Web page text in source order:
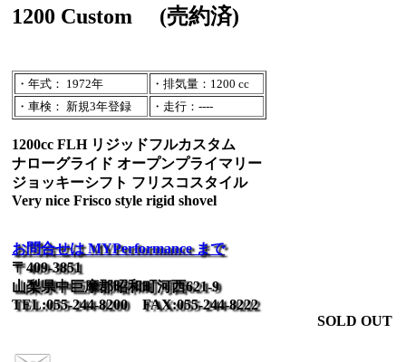
1200 Custom
(売約済)
・年式： 1972年
・排気量：1200 cc
・車検： 新規3年登録
・走行：----
1200cc FLH リジッドフルカスタム
ナローグライド オープンプライマリー
ジョッキーシフト フリスコスタイル
Very nice Frisco style rigid shovel
お問合せは MYPerformance まで
〒409-3851
山梨県中巨摩郡昭和町河西621-9
TEL:055-244-8200 FAX:055-244-8222
SOLD OUT